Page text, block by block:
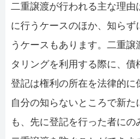
二重譲渡が行われる主な理
に行うケースのほか、知らず
うケースもあります。二重
タリングを利用する際に、債
登記は権利の所在を法律的に
自分の知らないところで新た
も、先に登記を行った者にの